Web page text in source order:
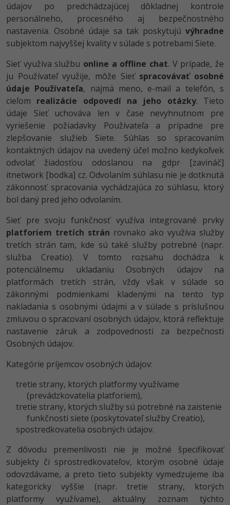
údajov po predchádzajúcej dôkladnej kontrole
personálneho, procesného aj bezpečnostného
nastavenia. Osobné údaje sa tak poskytujú výhradne
subjektom najvyššej kvality v súlade s potrebami Siete.
Sieť využíva službu online a offline chat. V prípade, že
ju Používateľ využije, môže Sieť spracovávať osobné
údaje Používateľa, najmä meno, e-mail a telefón, s
cieľom realizácie odpovedí na jeho otázky. Tieto
údaje Sieť uchováva len v čase nevyhnutnom pre
vyriešenie požiadavky Používateľa a prípadne pre
zlepšovanie služieb Siete. Súhlas so spracovaním
kontaktných údajov na uvedený účel možno kedykoľvek
odvolať žiadosťou odoslanou na gdpr [zavináč]
itnetwork [bodka] cz. Odvolaním súhlasu nie je dotknutá
zákonnosť spracovania vychádzajúca zo súhlasu, ktorý
bol daný pred jeho odvolaním.
Sieť pre svoju funkčnosť využíva integrované prvky
platforiem tretích strán rovnako ako využíva služby
tretích strán tam, kde sú také služby potrebné (napr.
služba Creatio). V tomto rozsahu dochádza k
potenciálnemu ukladaniu Osobných údajov na
platformách tretích strán, vždy však v súlade so
zákonnými podmienkami kladenými na tento typ
nakladania s osobnými údajmi a v súlade s príslušnou
zmluvou o spracovaní osobných údajov, ktorá reflektuje
nastavenie záruk a zodpovednosti za bezpečnosti
Osobných údajov.
Kategórie príjemcov osobných údajov:
tretie strany, ktorých platformy využívame
(prevádzkovatelia platforiem),
tretie strany, ktorých služby sú potrebné na zaistenie
funkčnosti siete (poskytovateľ služby Creatio),
spostredkovatelia osobných údajov.
Z dôvodu premenlivosti nie je možné špecifikovať
subjekty či sprostredkovateľov, ktorým osobné údaje
odovzdávame, a preto tieto subjekty vymedzujeme iba
kategoricky vyššie (napr. tretie strany, ktorých
platformy využívame), aktuálny zoznam týchto